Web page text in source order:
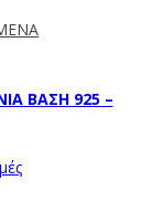
ΒΆΣΗ 925 –